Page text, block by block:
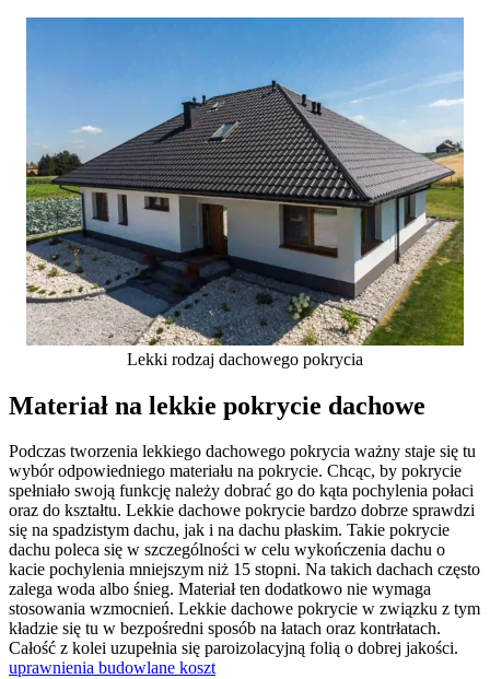
Lekki rodzaj dachowego pokrycia
Materiał na lekkie pokrycie dachowe
Podczas tworzenia lekkiego dachowego pokrycia ważny staje się tu
wybór odpowiedniego materiału na pokrycie. Chcąc, by pokrycie
spełniało swoją funkcję należy dobrać go do kąta pochylenia połaci
oraz do kształtu. Lekkie dachowe pokrycie bardzo dobrze sprawdzi
się na spadzistym dachu, jak i na dachu płaskim. Takie pokrycie
dachu poleca się w szczególności w celu wykończenia dachu o
kacie pochylenia mniejszym niż 15 stopni. Na takich dachach często
zalega woda albo śnieg. Materiał ten dodatkowo nie wymaga
stosowania wzmocnień. Lekkie dachowe pokrycie w związku z tym
kładzie się tu w bezpośredni sposób na łatach oraz kontrłatach.
Całość z kolei uzupełnia się paroizolacyjną folią o dobrej jakości.
uprawnienia budowlane koszt